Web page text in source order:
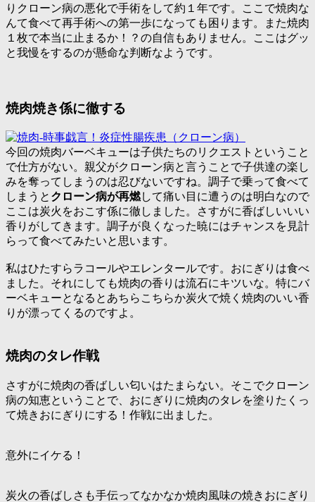
りクローン病の悪化で手術をして約１年です。ここで焼肉な
んて食べて再手術への第一歩になっても困ります。また焼肉
１枚で本当に止まるか！？の自信もありません。ここはグッ
と我慢をするのが懸命な判断なようです。
焼肉焼き係に徹する
今回の焼肉バーベキューは子供たちのリクエストということ
で仕方がない。親父がクローン病と言うことで子供達の楽し
みを奪ってしまうのは忍びないですね。調子で乗って食べて
しまうと クローン病が再燃して痛い目に遭うのは明白なので
ここは炭火をおこす係に徹しました。さすがに香ばしいいい
香りがしてきます。調子が良くなった暁にはチャンスを見計
らって食べてみたいと思います。
私はひたすらラコールやエレンタールです。おにぎりは食べ
ました。それにしても焼肉の香りは流石にキツいな。特にバ
ーベキューとなるとあちらこちらか炭火で焼く焼肉のいい香
りが漂ってくるのですよ。
焼肉のタレ作戦
さすがに焼肉の香ばしい匂いはたまらない。そこでクローン
病の知恵ということで、 おにぎりに焼肉のタレを塗りたくっ
て焼きおにぎりにする！作戦に出ました。
意外にイケる！
炭火の香ばしさも手伝ってなかなか焼肉風味の焼きおにぎり